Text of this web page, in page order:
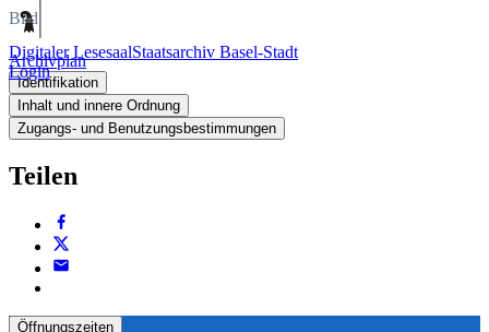
Digitaler LesesaalStaatsarchiv Basel-Stadt
Login
Bild
Archivplan
Identifikation
Inhalt und innere Ordnung
Zugangs- und Benutzungsbestimmungen
Teilen
Öffnungszeiten